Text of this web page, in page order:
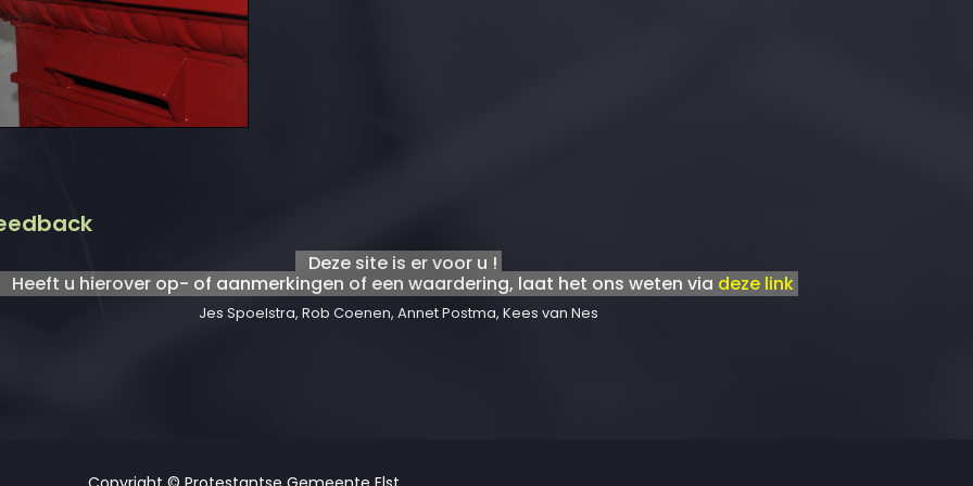
Deze site is er voor u !
u hierover op- of aanmerkingen of een waardering, laat het ons weten via deze link
Jes Spoelstra, Rob Coenen, Annet Postma, Kees van Nes